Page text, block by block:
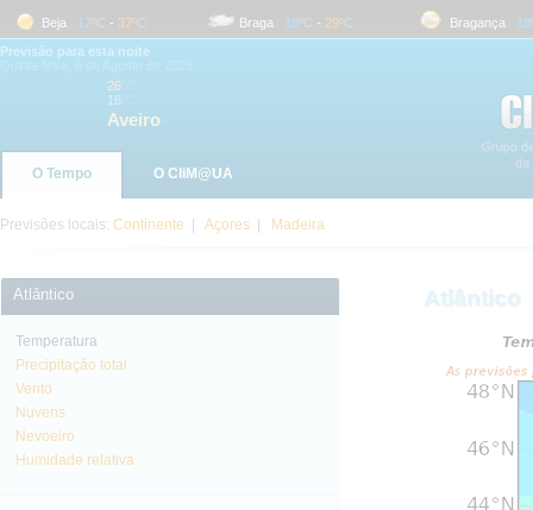
Beja 17 ºC- 37 ºC Braga 18 ºC- 29 ºC Bragança 18 ºC
Previsão para esta noite
26
16
Aveiro
O Tempo O CliM@UA
Previsões locais: Continente Açores Madeira
Atlântico
Temperatura
Precipitação total
Vento
Nuvens
Nevoeiro
Humidade relativa
Atlântico